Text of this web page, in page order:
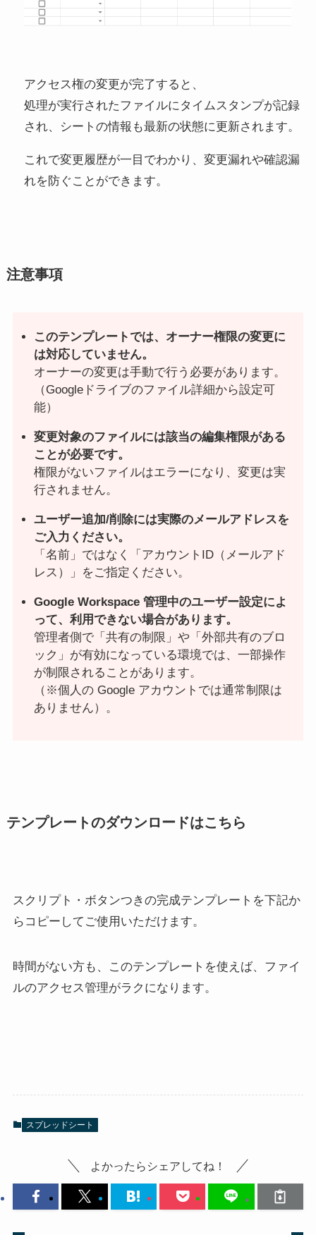
アクセス権の変更が完了すると、
処理が実行されたファイルにタイムスタンプが記録
され、シートの情報も最新の状態に更新されます。
これで変更履歴が一目でわかり、変更漏れや確認漏
れを防ぐことができます。
注意事項
このテンプレートでは、オーナー権限の変更に
は対応していません。
オーナーの変更は手動で行う必要があります。
（Googleドライブのファイル詳細から設定可
能）
変更対象のファイルには該当の編集権限がある
ことが必要です。
権限がないファイルはエラーになり、変更は実
行されません。
ユーザー追加/削除には実際のメールアドレスを
ご入力ください。
「名前」ではなく「アカウントID（メールアド
レス）」をご指定ください。
Google Workspace 管理中のユーザー設定によ
って、利用できない場合があります。
管理者側で「共有の制限」や「外部共有のブロ
ック」が有効になっている環境では、一部操作
が制限されることがあります。
（※個人の Google アカウントでは通常制限は
ありません）。
テンプレートのダウンロードはこちら
スクリプト・ボタンつきの完成テンプレートを下記か
らコピーしてご使用いただけます。
時間がない方も、このテンプレートを使えば、ファイ
ルのアクセス管理がラクになります。
スプレッドシート
よかったらシェアしてね！